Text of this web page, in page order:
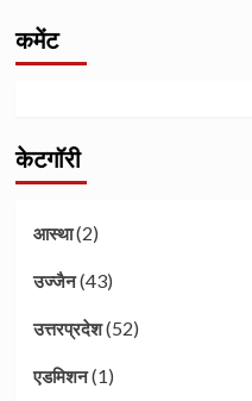
कमेंट
केटगॉरी
आस्था(2)
उज्जैन(43)
उत्तरप्रदेश(52)
एडमिशन(1)